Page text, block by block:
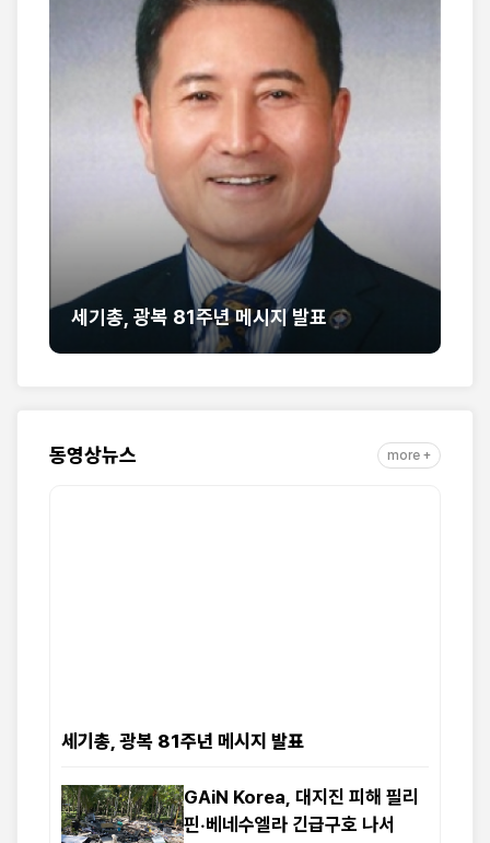
세기총, 광복 81주년 메시지 발표
GAiN
동영상뉴스 more +
세기총, 광복 81주년 메시지 발표
GAiN Korea, 대지진 피해 필리
핀·베네수엘라 긴급구호 나서